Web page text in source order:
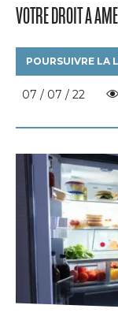
VOTRE DROIT A
POURSUIVRE LA
07 / 07 / 22